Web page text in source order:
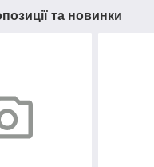
та новинки